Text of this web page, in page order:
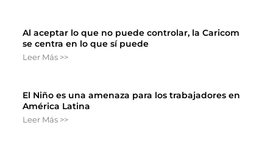
Al aceptar lo que no puede controlar, la Caricom
se centra en lo que sí puede
Leer Más >>
El Niño es una amenaza para los trabajadores en
América Latina
Leer Más >>